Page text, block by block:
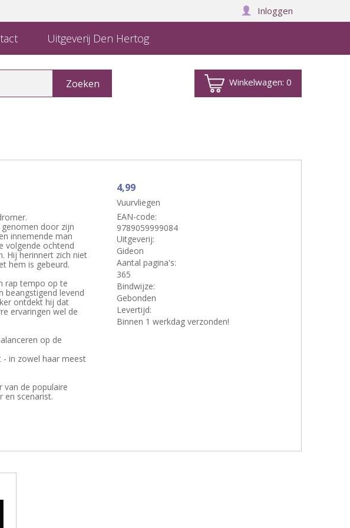
Inloggen
Uitgeverij Den Hertog
Winkelwagen:0
door zijn
innemende man
volgende ochtend
Hij herinnert zich niet
hem is gebeurd.
rap tempo op te
beangstigend levend
ontdekt hij dat
ervaringen wel de
op de
- in zowel haar meest
van de populaire
en scenarist.
4,99
Vuurvliegen
EAN-code:
9789059999084
Uitgeverij:
Gideon
Aantal pagina's:
365
Bindwijze:
Gebonden
Levertijd:
Binnen 1 werkdag verzonden!